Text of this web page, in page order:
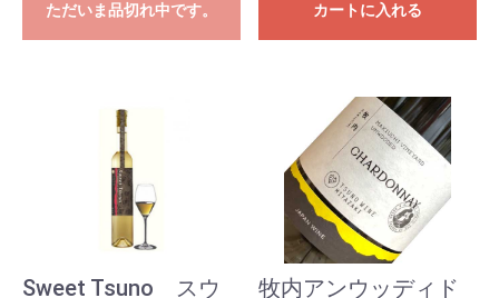
ただいま品切れ中です。 カートに入れる
Sweet Tsuno スウ 牧内アンウッディド